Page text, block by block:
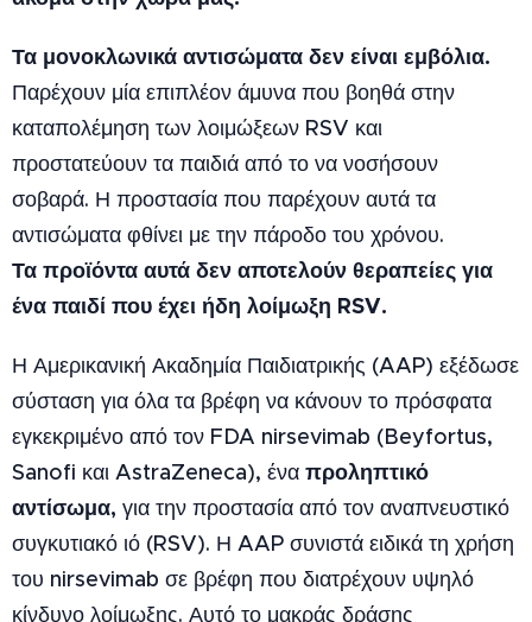
Τα μονοκλωνικά αντισώματα δεν είναι εμβόλια.
Παρέχουν μία επιπλέον άμυνα που βοηθά στην
καταπολέμηση των λοιμώξεων RSV και
προστατεύουν τα παιδιά από το να νοσήσουν
σοβαρά. Η προστασία που παρέχουν αυτά τα
αντισώματα φθίνει με την πάροδο του χρόνου.
Τα προϊόντα αυτά δεν αποτελούν θεραπείες για
ένα παιδί που έχει ήδη λοίμωξη RSV.
Η Αμερικανική Ακαδημία Παιδιατρικής (AAP) εξέδωσε
σύσταση για όλα τα βρέφη να κάνουν το πρόσφατα
εγκεκριμένο από τον FDA nirsevimab (Beyfortus,
Sanofi και AstraZeneca), ένα προληπτικό
αντίσωμα, για την προστασία από τον αναπνευστικό
συγκυτιακό ιό (RSV). Η AAP συνιστά ειδικά τη χρήση
του nirsevimab σε βρέφη που διατρέχουν υψηλό
κίνδυνο λοίμωξης. Αυτό το μακράς δράσης